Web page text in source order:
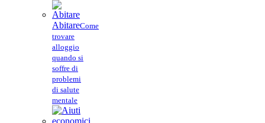
AbitareCome
trovare
alloggio
quando si
soffre di
problemi
di salute
mentale